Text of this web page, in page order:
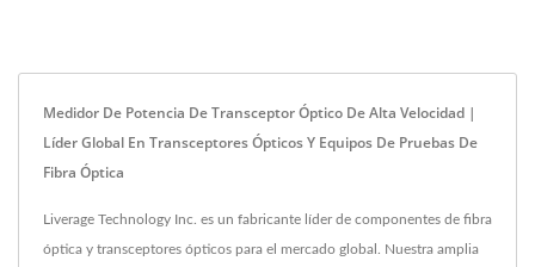
Medidor De Potencia De Transceptor Óptico De Alta Velocidad |
Líder Global En Transceptores Ópticos Y Equipos De Pruebas De
Fibra Óptica
Liverage Technology Inc. es un fabricante líder de componentes de fibra
óptica y transceptores ópticos para el mercado global. Nuestra amplia